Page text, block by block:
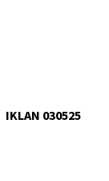
IKLAN 030525